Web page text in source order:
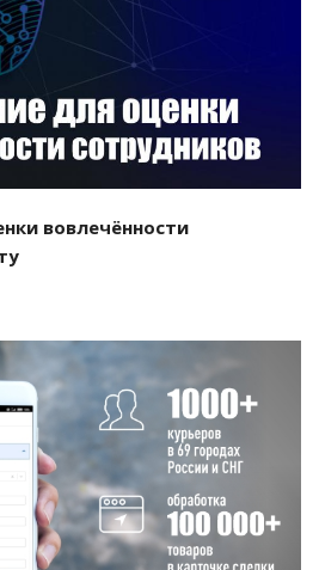
проект
вовлечённости
проект